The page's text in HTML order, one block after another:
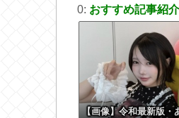
0: おすすめ記事紹介
【画像】令和最新版・